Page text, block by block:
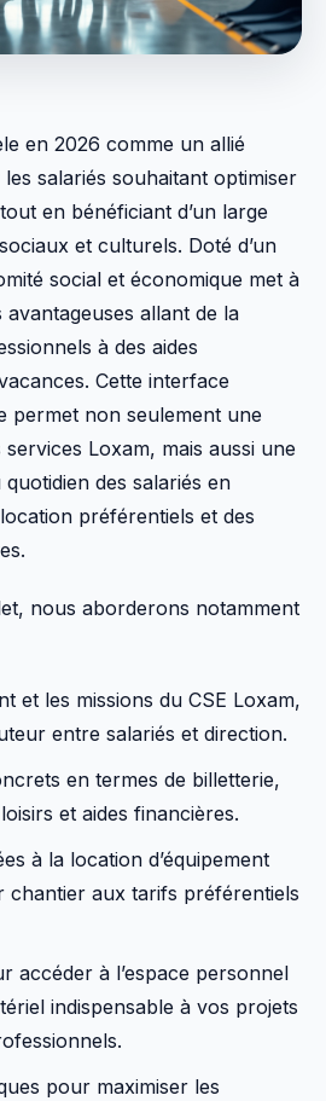
en 2026 comme un allié
salariés souhaitant optimiser
en bénéficiant d’un large
et culturels. Doté d’un
social et économique met à
allant de la
à des aides
Cette interface
permet non seulement une
Loxam, mais aussi une
des salariés en
préférentiels et des
nous aborderons notamment
et les missions du CSE Loxam,
entre salariés et direction.
en termes de billetterie,
et aides financières.
à la location d’équipement
chantier aux tarifs préférentiels
accéder à l’espace personnel
indispensable à vos projets
pour maximiser les